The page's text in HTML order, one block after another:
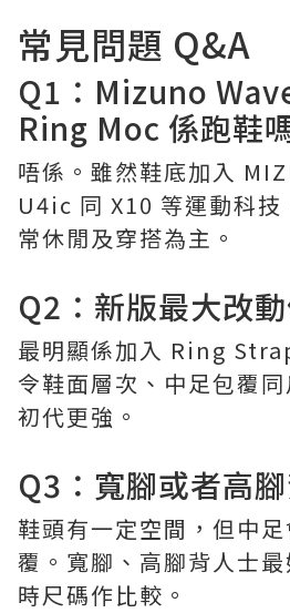
常見問題 Q&A
Q1：Mizuno
Ring Moc 係跑鞋
唔係。雖然鞋底加入
U4ic 同 X10 等運動科技
常休閒及穿搭為主。
Q2：新版最大改
最明顯係加入 Ring
令鞋面層次、中足包覆
初代更強。
Q3：寬腳或者高
鞋頭有一定空間，但中
覆。寬腳、高腳背人士
時尺碼作比較。